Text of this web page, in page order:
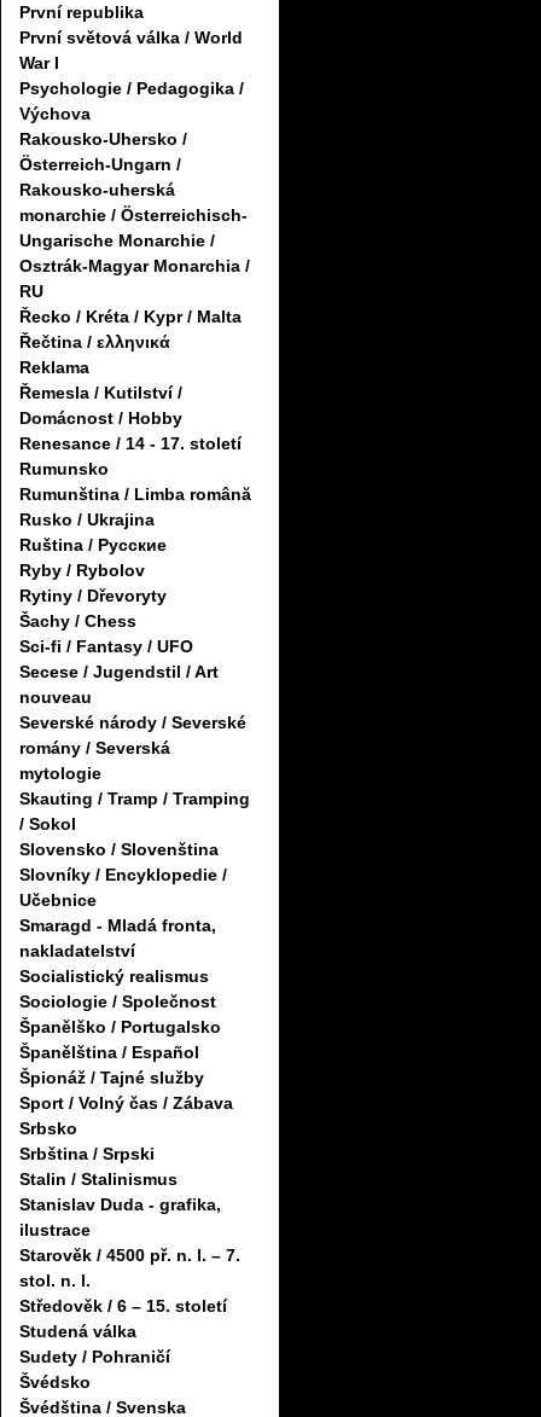
První republika
První světová válka / World
War I
Psychologie / Pedagogika /
Výchova
Rakousko-Uhersko /
Österreich-Ungarn /
Rakousko-uherská
monarchie / Österreichisch-
Ungarische Monarchie /
Osztrák-Magyar Monarchia /
RU
Řecko / Kréta / Kypr / Malta
Řečtina / ελληνικά
Reklama
Řemesla / Kutilství /
Domácnost / Hobby
Renesance / 14 - 17. století
Rumunsko
Rumunština / Limba română
Rusko / Ukrajina
Ruština / Русские
Ryby / Rybolov
Rytiny / Dřevoryty
Šachy / Chess
Sci-fi / Fantasy / UFO
Secese / Jugendstil / Art
nouveau
Severské národy / Severské
romány / Severská
mytologie
Skauting / Tramp / Tramping
/ Sokol
Slovensko / Slovenština
Slovníky / Encyklopedie /
Učebnice
Smaragd - Mladá fronta,
nakladatelství
Socialistický realismus
Sociologie / Společnost
Španělško / Portugalsko
Španělština / Español
Špionáž / Tajné služby
Sport / Volný čas / Zábava
Srbsko
Srbština / Srpski
Stalin / Stalinismus
Stanislav Duda - grafika,
ilustrace
Starověk / 4500 př. n. l. – 7.
stol. n. l.
Středověk / 6 – 15. století
Studená válka
Sudety / Pohraničí
Švédsko
Švédština / Svenska